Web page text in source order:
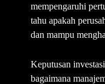
mempengaruhi
tahu apakah
dan mampu
Keputusan
bagaimana